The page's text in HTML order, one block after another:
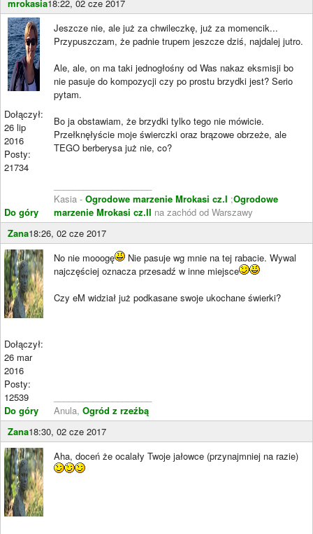
mrokasia18:22, 02 cze 2017
Dołączył:
26 lip
2016
Posty:
21734
Do góry
Jeszcze nie, ale już za chwileczkę, już za momencik...
Przypuszczam, że padnie trupem jeszcze dziś, najdalej jutro.
Ale, ale, on ma taki jednogłośny od Was nakaz eksmisji bo
nie pasuje do kompozycji czy po prostu brzydki jest? Serio
pytam.
Bo ja obstawiam, że brzydki tylko tego nie mówicie.
Przełknęłyście moje świerczki oraz brązowe obrzeże, ale
TEGO berberysa już nie, co?
Kasia - Ogrodowe marzenie Mrokasi cz.I ;Ogrodowe
marzenie Mrokasi cz.II na zachód od Warszawy
Zana18:26, 02 cze 2017
Dołączył:
26 mar
2016
Posty:
12539
Do góry
No nie mooogę
Nie pasuje wg mnie na tej rabacie. Wywal
najczęściej oznacza przesadź w inne miejsce
Czy eM widział już podkasane swoje ukochane świerki?
Anula, Ogród z rzeźbą
Zana18:30, 02 cze 2017
Aha, doceń że ocalały Twoje jałowce (przynajmniej na razie)